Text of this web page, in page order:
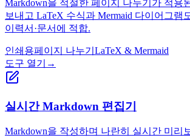
Markdown을 적절한 페이지 나누기가 적용
보내고 LaTeX 수식과 Mermaid 다이어그램
이력서·문서에 적합.
인쇄용페이지 나누기 LaTeX & Mermaid
도구 열기 →
실시간 Markdown 편집기
Markdown을 작성하며 나란히 실시간 미리